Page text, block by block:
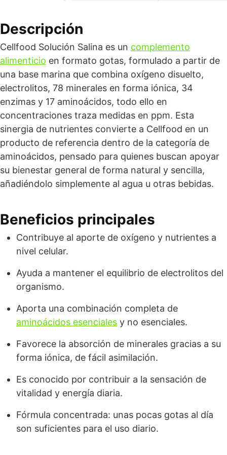
Descripción
Cellfood Solución Salina es un complemento
alimenticio en formato gotas, formulado a partir de
una base marina que combina oxígeno disuelto,
electrolitos, 78 minerales en forma iónica, 34
enzimas y 17 aminoácidos, todo ello en
concentraciones traza medidas en ppm. Esta
sinergia de nutrientes convierte a Cellfood en un
producto de referencia dentro de la categoría de
aminoácidos, pensado para quienes buscan apoyar
su bienestar general de forma natural y sencilla,
añadiéndolo simplemente al agua u otras bebidas.
Beneficios principales
Contribuye al aporte de oxígeno y nutrientes a
nivel celular.
Ayuda a mantener el equilibrio de electrolitos del
organismo.
Aporta una combinación completa de
aminoácidos esenciales y no esenciales.
Favorece la absorción de minerales gracias a su
forma iónica, de fácil asimilación.
Es conocido por contribuir a la sensación de
vitalidad y energía diaria.
Fórmula concentrada: unas pocas gotas al día
son suficientes para el uso diario.